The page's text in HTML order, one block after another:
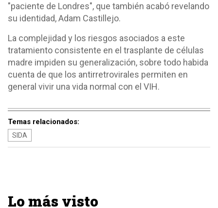
"paciente de Londres", que también acabó revelando
su identidad, Adam Castillejo.
La complejidad y los riesgos asociados a este
tratamiento consistente en el trasplante de células
madre impiden su generalización, sobre todo habida
cuenta de que los antirretrovirales permiten en
general vivir una vida normal con el VIH.
Temas relacionados:
SIDA
Lo más visto